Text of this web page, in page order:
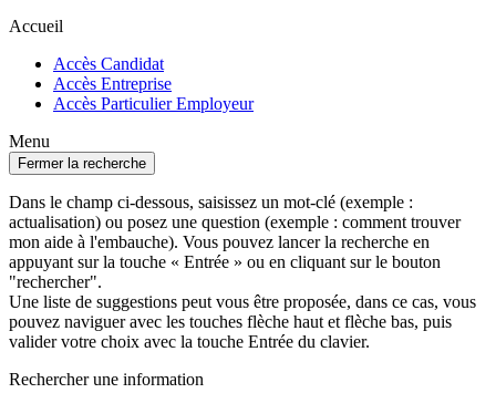
Accueil
Accès Candidat
Accès Entreprise
Accès Particulier Employeur
Menu
Fermer la recherche
Dans le champ ci-dessous, saisissez un mot-clé (exemple :
actualisation) ou posez une question (exemple : comment trouver
mon aide à l'embauche). Vous pouvez lancer la recherche en
appuyant sur la touche « Entrée » ou en cliquant sur le bouton
"rechercher".
Une liste de suggestions peut vous être proposée, dans ce cas, vous
pouvez naviguer avec les touches flèche haut et flèche bas, puis
valider votre choix avec la touche Entrée du clavier.
Rechercher une information